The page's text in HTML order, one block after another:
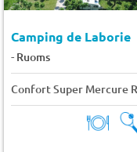
Camping de Laborie
- Ruoms
Confort Super Mercure